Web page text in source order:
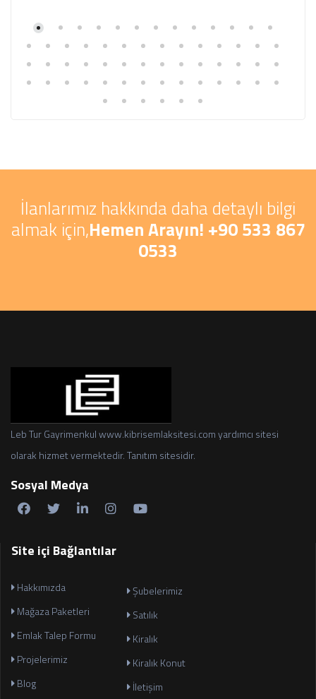
İlanlarımız hakkında daha detaylı bilgi
almak için,Hemen Arayın! +90 533 867
0533
Leb Tur Gayrimenkul www.kibrisemlaksitesi.com yardımcı sitesi
olarak hizmet vermektedir. Tanıtım sitesidir.
Sosyal Medya
Site içi Bağlantılar
Hakkımızda
Mağaza Paketleri
Emlak Talep Formu
Projelerimiz
Blog
Şubelerimiz
Satılık
Kiralık
Kiralık Konut
İletişim